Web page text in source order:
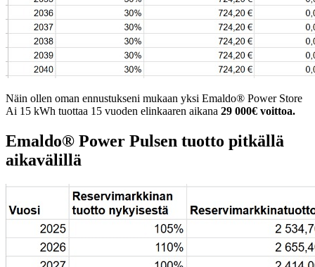
Näin ollen oman ennustukseni mukaan yksi Emaldo® Power Store
Ai 15 kWh tuottaa 15 vuoden elinkaaren aikana 29 000€ voittoa.
Emaldo® Power Pulsen tuotto pitkällä
aikavälillä